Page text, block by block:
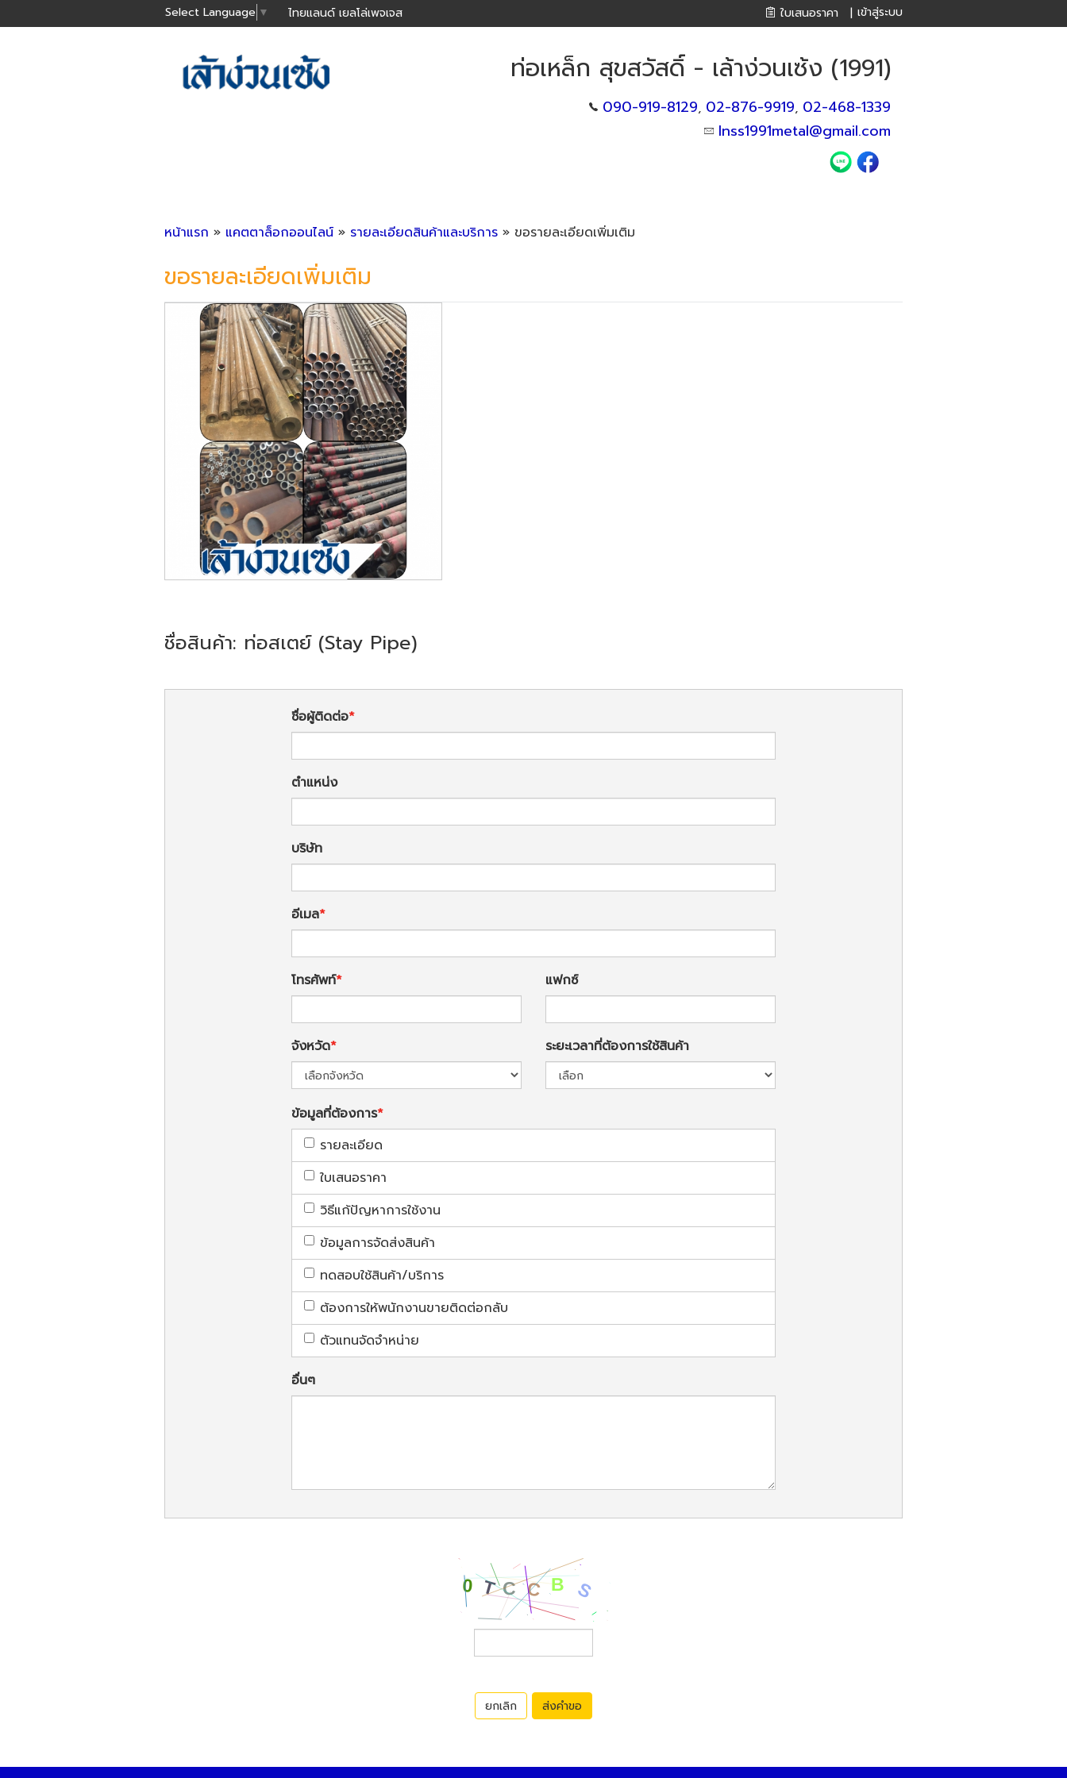
Select Language ▼ ไทยแลนด์ เยลโล่เพจเจส ใบเสนอราคา | เข้าสู่ระบบ
ท่อเหล็ก สุขสวัสดิ์ - เล้าง่วนเซ้ง (1991)
090-919-8129, 02-876-9919, 02-468-1339
lnss1991metal@gmail.com
หน้าแรก » แคตตาล็อกออนไลน์ » รายละเอียดสินค้าและบริการ » ขอรายละเอียดเพิ่มเติม
ขอรายละเอียดเพิ่มเติม
ชื่อสินค้า: ท่อสเตย์ (Stay Pipe)
ชื่อผู้ติดต่อ
ตำแหน่ง
บริษัท
อีเมล
โทรศัพท์ แฟกซ์
จังหวัด ระยะเวลาที่ต้องการใช้สินค้า
ข้อมูลที่ต้องการ
รายละเอียด
ใบเสนอราคา
วิธีแก้ปัญหาการใช้งาน
ข้อมูลการจัดส่งสินค้า
ทดสอบใช้สินค้า/บริการ
ต้องการให้พนักงานขายติดต่อกลับ
ตัวแทนจัดจำหน่าย
อื่นๆ
ยกเลิก ส่งคำขอ